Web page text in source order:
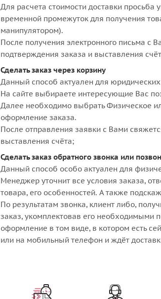
Для расчета стоимости доставки просьба
временной промежуток для получения
манипулятором).
После получения электронного письма с
подтверждения заказа и выставления
Сделать заказ через корзину
Данный способ актуален для
На сайте выбираете интересующие Вас
Далее необходимо выбрать Физическое
оформление заказа.
После отправления заявки с Вами
выставления счёта;
Сделать заказ обратного звонка или
Данный способ особо актуален для
Менеджер уточнит все условия заказа,
товара, его особенностей. А также
По результатам звонка, клиент либо,
заказ, укомплектовав его необходимыми
оформление в том виде, в котором есть
или на мобильный телефон и ждёт